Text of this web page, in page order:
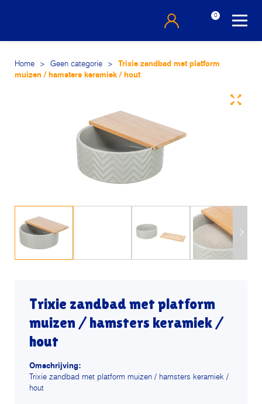
0
Home > Geen categorie >
Trixie zandbad met platform
muizen / hamsters keramiek / hout
Trixie zandbad met platform
muizen / hamsters keramiek /
hout
Omschrijving:
Trixie zandbad met platform muizen / hamsters keramiek /
hout